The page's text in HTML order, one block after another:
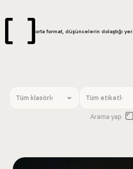
orta format, düşüncelerin dolaştığı yer.
Arama yap